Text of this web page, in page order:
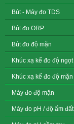
Bút - Máy đo TDS
Bút đo ORP
Bút đo độ mặn
Khúc xạ kế đo độ ngọt
Khúc xạ kế đo độ mặn
Máy đo độ mặn
Máy đo pH / độ ẩm đất